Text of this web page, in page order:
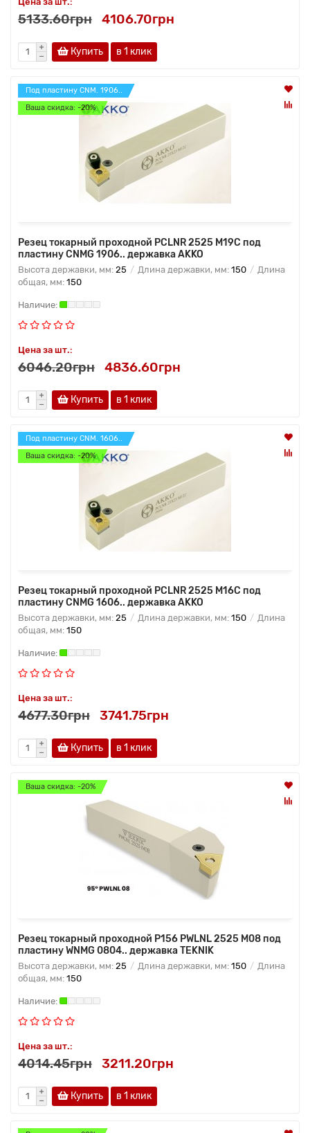
5133.60грн 4106.70грн
Купить в 1 клик
Под пластину CNM. 1906..
Ваша скидка: -20%
Резец токарный проходной PCLNR 2525 M19C под
пластину CNMG 1906.. державка AKKO
Высота державки, мм: 25 Длина державки, мм: 150
Длина
общая, мм: 150
Цена за шт.:
6046.20грн 4836.60грн
Купить в 1 клик
Под пластину CNM. 1606..
Ваша скидка: -20%
Резец токарный проходной PCLNR 2525 M16C под
пластину CNMG 1606.. державка AKKO
Высота державки, мм: 25 Длина державки, мм: 150
Длина
общая, мм: 150
Цена за шт.:
4677.30грн 3741.75грн
Купить в 1 клик
Ваша скидка: -20%
Резец токарный проходной P156 PWLNL 2525 M08 под
пластину WNMG 0804.. державка TEKNIK
Высота державки, мм: 25 Длина державки, мм: 150
Длина
общая, мм: 150
Цена за шт.:
4014.45грн 3211.20грн
Купить в 1 клик